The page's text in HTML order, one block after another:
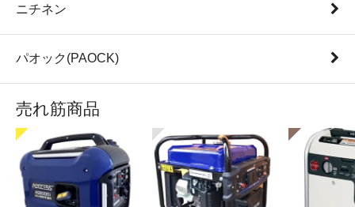
ニチネン
パオック(PAOCK)
売れ筋商品